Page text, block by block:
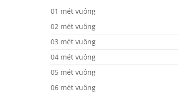
01 mét vuông
02 mét vuông
03 mét vuông
04 mét vuông
05 mét vuông
06 mét vuông